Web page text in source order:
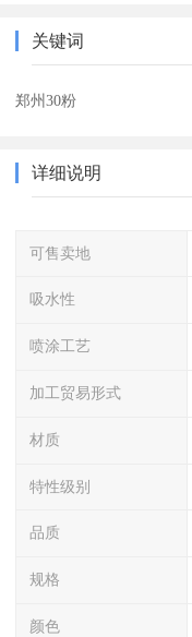
关键词
郑州30粉
详细说明
可售卖地
吸水性
喷涂工艺
加工贸易形式
材质
特性级别
品质
规格
颜色